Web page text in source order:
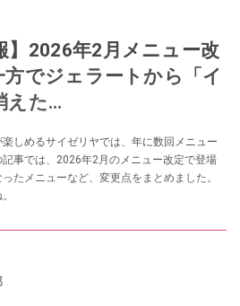
】2026年2月メニュー改
でジェラートから「イ
えた…
しめるサイゼリヤでは、年に数回メニュー
事では、2026年2月のメニュー改定で登場
たメニューなど、変更点をまとめました。